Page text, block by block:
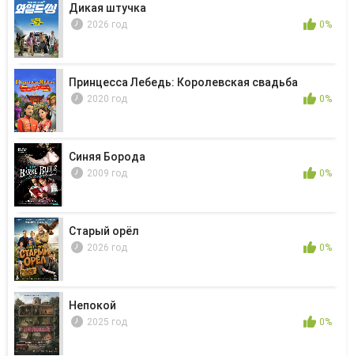
Дикая штучка
2026 год 0%
Принцесса Лебедь: Королевская свадьба
2020 год 0%
Синяя Борода
2009 год 0%
Старый орёл
2026 год 0%
Непокой
2025 год 0%